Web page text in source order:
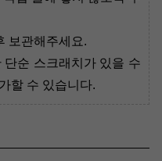
보관해주세요.
단순 스크래치가 있을 수
할 수 있습니다.